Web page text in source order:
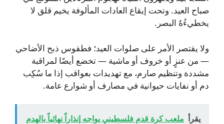
صباح العيد. وتحت إيقاع العادات المألوفة يخيم قلق لا
يخطيءُهُ البصر.
ولا يقتصر الأمر على صلوات العيد؛ فطقوس ذبح الأضاحي
— من عنزٍ أو خروف أو ماشية — تخضع أيضًا لمراقبة
مشددة وتنظيم صارم، مع تهديدات بعواقب إذا ما سُكِب
دم أو نفايات حيوانية في مصارف أو شوارع عامة.
يقرأ ملعب كرة قدم فلسطيني يواجه إنذاراً نهائياً بالهدم